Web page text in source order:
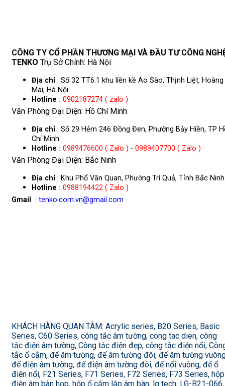
CÔNG TY CỔ PHẦN THƯƠNG MẠI VÀ ĐẦU TƯ CÔNG
TENKO Trụ Sở Chính: Hà Nội
Địa chỉ : Số 32 TT6.1 khu liền kề Ao Sào, Thịnh Liệt, Hoàng
Mai, Hà Nội
Hotline : 0902187274 ( zalo )
Văn Phòng Đại Diện: Hồ Chí Minh
Địa chỉ : Số 29 Hẻm 246 Đồng Đen, Phường Bảy Hiền, TP
Chí Minh
Hotline : 0989476600 ( Zalo ) - 0989407700 ( Zalo )
Văn Phòng Đại Diện: Bắc Ninh
Địa chỉ : Khu Phố Văn Quan, Phường Trí Quả, Tỉnh Bắc Ninh
Hotline : 0988194422 ( Zalo )
Gmail : tenko.com.vn@gmail.com
KHÁCH HÀNG QUAN TÂM: Acrylic series, B20 Series, Basic
Series, C60 Series, công tắc âm tường, cong tac dien, công
tắc điện âm tường, Công tắc điện đẹp, công tắc điện nổi,
tắc ổ cắm, đế âm tường, đế âm tường đôi, đế âm tường
đế điện âm tường, đế điện âm tường đôi, đế nổi vuông, đế ổ
điện nổi, F21 Series, F71 Series, F72 Series, F73 Series, hộp
điện âm bàn họp, hộp ổ cắm lắp âm bàn, lg tech, LG-B21-066,